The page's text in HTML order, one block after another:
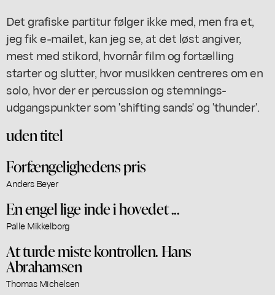
Det grafiske partitur følger ikke med, men fra et,
jeg fik e-mailet, kan jeg se, at det løst angiver,
mest med stikord, hvornår film og fortælling
starter og slutter, hvor musikken centreres om en
solo, hvor der er percussion og stemnings-
udgangspunkter som 'shifting sands' og 'thunder'.
uden titel
Forfængelighedens pris
Anders Beyer
En engel lige inde i hovedet ...
Palle Mikkelborg
At turde miste kontrollen. Hans
Abrahamsen
Thomas Michelsen